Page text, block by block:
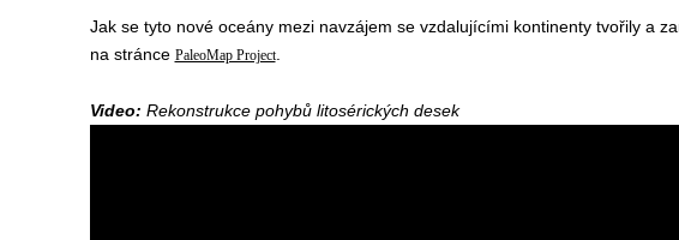
Jak se tyto nové oceány mezi navzájem se vzdalujícími kontinenty tvořily a
na stránce PaleoMap Project.
Video: Rekonstrukce pohybů litosérických desek